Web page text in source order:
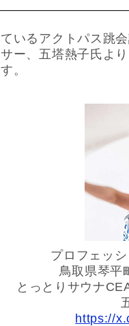
いるアクトパス跳
ー、五塔熱子氏よ
。
プロフェッ
鳥取県琴平
とっとりサウナ
https://